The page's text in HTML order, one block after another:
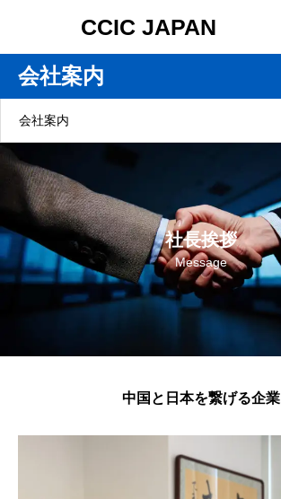
CCIC JAPAN
会社案内
会社案内
社長挨拶
Message
中国と日本を繋げる企業